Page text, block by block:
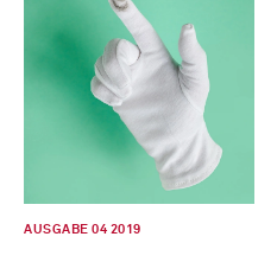
AUSGABE 04 2019